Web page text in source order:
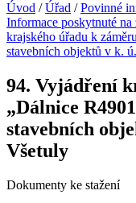
Úvod /Úřad /Povinné
Informace poskytnuté
krajského úřadu k
stavebních objektů v k.
94. Vyjádření
„Dálnice
stavebních
Všetuly
Dokumenty ke stažení